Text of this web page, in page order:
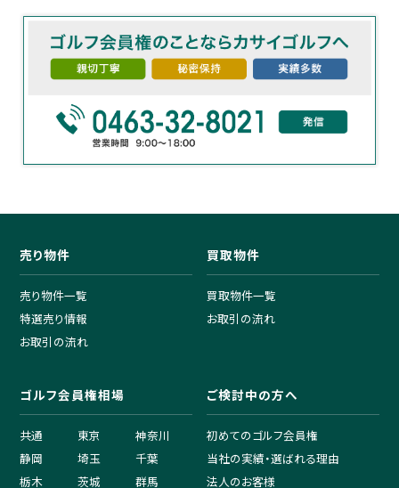
売り物件
売り物件一覧
特選売り情報
お取引の流れ
買取物件
買取物件一覧
お取引の流れ
ゴルフ会員権相場
共通 東京
神奈川
静岡
埼玉
千葉
栃木
茨城 群馬
ご検討中の方へ
初めてのゴルフ会員権
当社の実績・選ばれる理由
法人のお客様